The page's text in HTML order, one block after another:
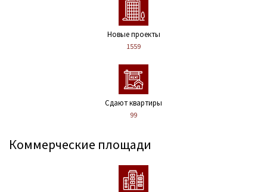
Новые проекты
1559
Сдают квартиры
99
Коммерческие площади